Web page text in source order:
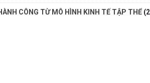
CÔNG TỪ MÔ HÌNH KINH TẾ TẬP THỂ